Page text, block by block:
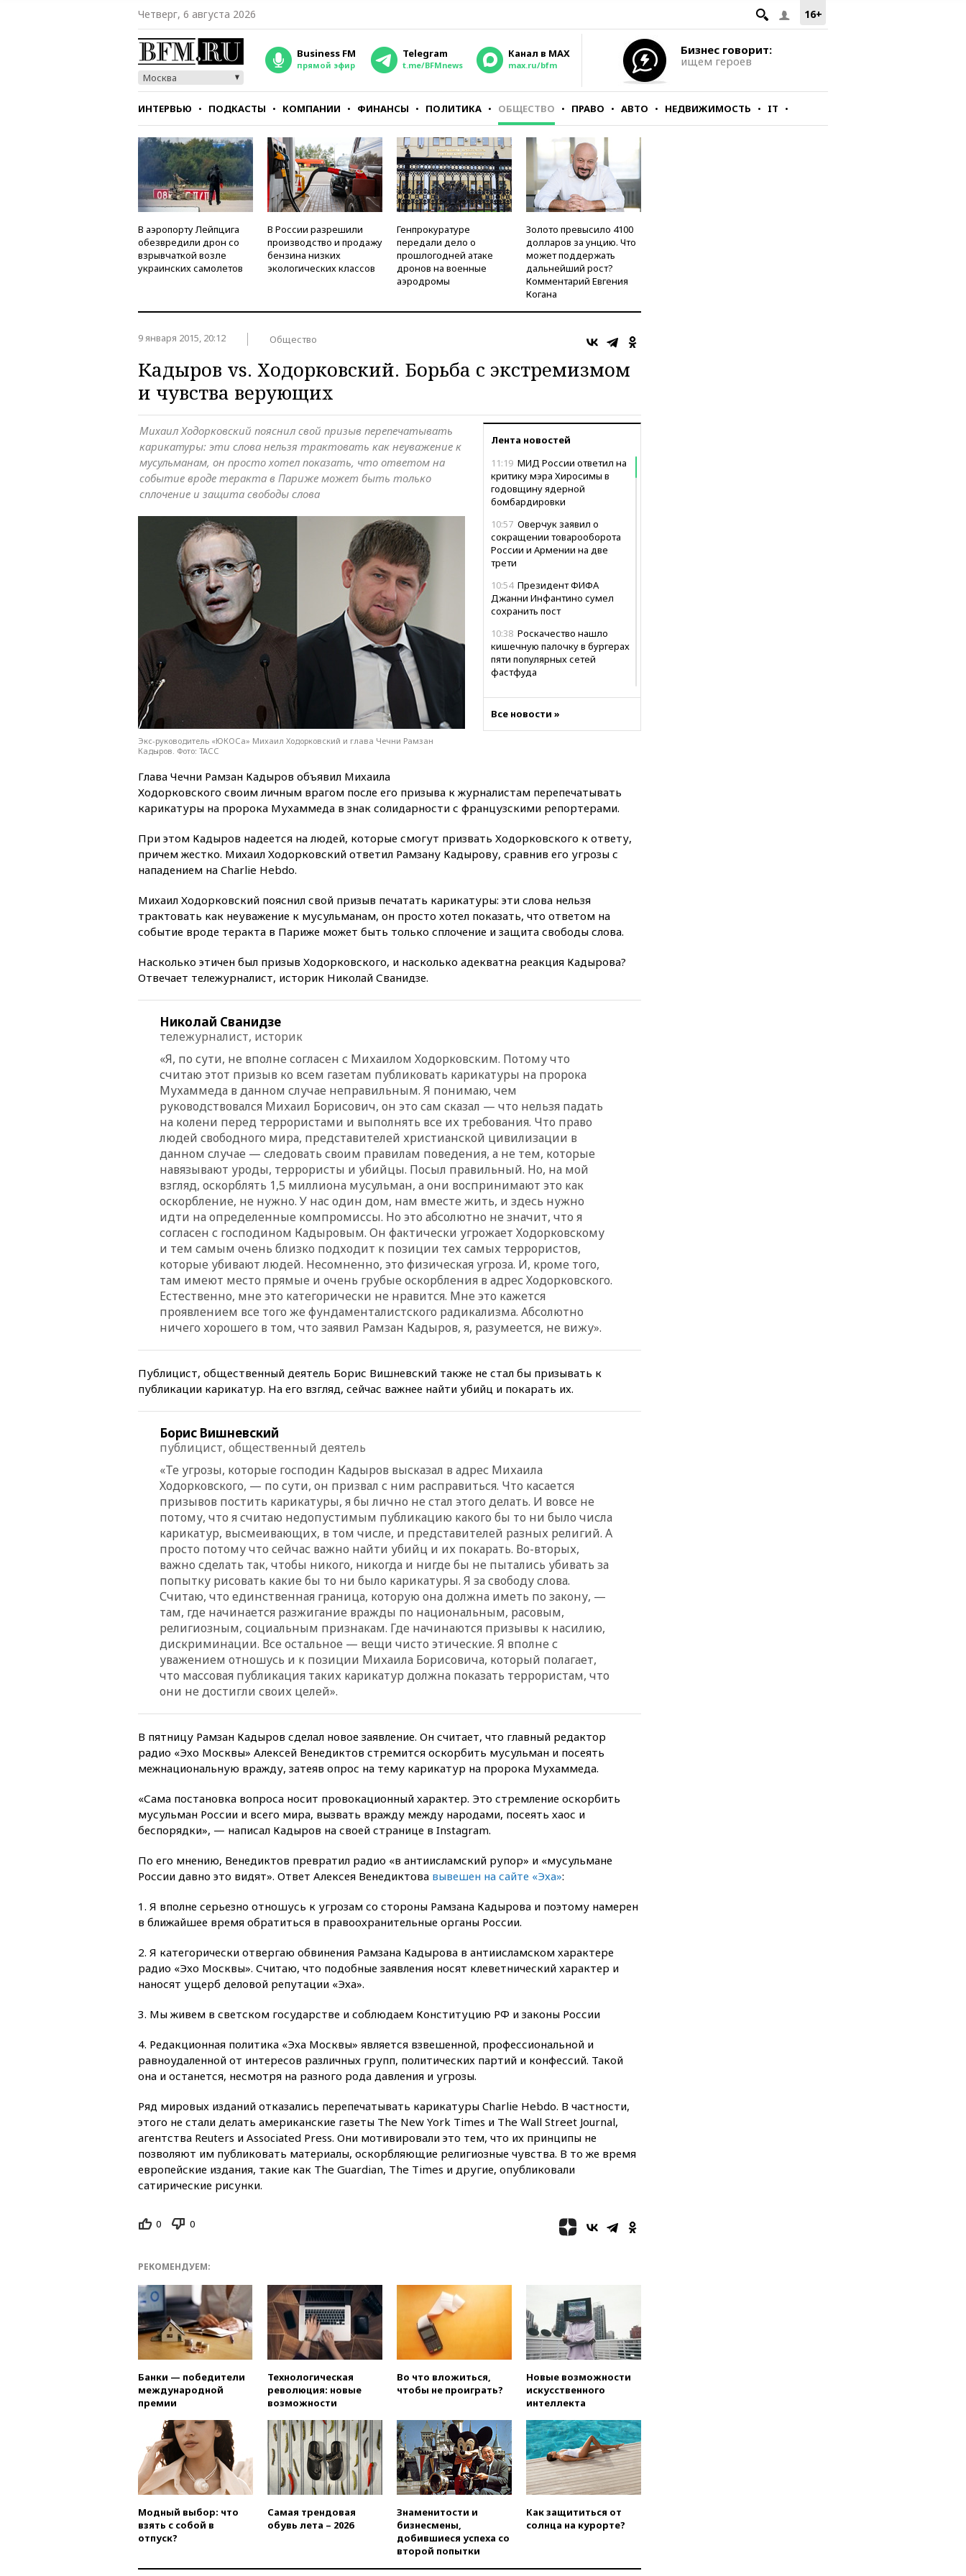
16+
Четверг, 6 августа 2026
Москва
Business FM
прямой эфир
Telegram
t.me/BFMnews
Канал в MAX
max.ru/bfm
Бизнес говорит:
ищем героев
ИНТЕРВЬЮ ПОДКАСТЫ КОМПАНИИ ФИНАНСЫ ПОЛИТИКА ОБЩЕСТВО ПРАВО АВТО НЕДВИЖИМОСТЬ IT
СТИЛЬ ТЕСТЫ
В аэропорту Лейпцига
обезвредили дрон со
взрывчаткой возле
украинских самолетов
В России разрешили
производство и продажу
бензина низких
экологических классов
Генпрокуратуре
передали дело о
прошлогодней атаке
дронов на военные
аэродромы
Золото превысило 4100
долларов за унцию. Что
может поддержать
дальнейший рост?
Комментарий Евгения
Когана
9 января 2015, 20:12 Общество
Кадыров vs. Ходорковский. Борьба с экстремизмом
и чувства верующих
Лента новостей
11:19 МИД России ответил на
критику мэра Хиросимы в
годовщину ядерной
бомбардировки
10:57 Оверчук заявил о
сокращении товарооборота
России и Армении на две
трети
10:54 Президент ФИФА
Джанни Инфантино сумел
сохранить пост
10:38 Роскачество нашло
кишечную палочку в бургерах
пяти популярных сетей
фастфуда
произошедшего с Cessna-182
09:59 The Spectator:
отсутствие ракет для Patriot у
Украины приведет к
09:54МВД Германии:
инцидент с дроном в
09:32В Тверской области
обломки дрона повредили
фасад логокомплекса
массированная атака БПЛА
08:54 В Таиланде сегодня
прощаются с молодыми
россиянами, жестоко убитыми
в Паттайе
Летчики с упавшего
самолета в Приангарье
отделались ссадинами и
ушибами
07:40 Таджикистан и
SpaceX/Starlink расширяют
сотрудничество в сфере
технологий
07:00Силы ПВО сбили шесть
БПЛА ВСУ, летевших на
Москву
06:25Золото подорожало до
$4350 за тройскую унцию
06:01
МИД РФ: Казахстан
понимает сущность киевского
05:10 Дом детства Нила
Армстронга впервые за 38 лет
выставили на продажу
03:16Трамп заявил, что
предпочел бы соглашение с
Ираном
02:06 Лантратова: судьба
сотни жителей Курской
области все еще неизвестна
01:10 МИД РФ: ЕС пытается
сохранить мобилизационный
ресурс для Украины
00:05Девочка с «маской
Бэтмена» показала лицо
после последней операции
вчера, 23:35Российского
историка Артема Кирпиченка
разгромил «Оренбург» в
вчера, 23:00Пост Дмитриева в
Сеуте набрал миллион
просмотров
означает прекращения
производства телевизоров в
РФ
вчера, 22:35Семь грузовых
вагонов сошли с рельсов в
вчера, 22:22Минфин: в июле
выросли нефтегазовые
доходы российского бюджета
согласовал первый стандарт
вчера, 21:43Организаторы
«Интервидения»
вчера, 21:35Машков: в РФ
подготовили концепцию
развития театрального
искусства до 2035 года
вчера, 21:21Правительство
Путин обсудил с
47 из 50 штатов США
вчера, 20:35ПВО за 12 часов
сбила 200 украинских
беспилотников
вчера, 20:20Третий комплект
золотых медалей выиграли на
ЧЕ российские синхронистки
вчера, 20:15ТАСС: жизни
главы «Уралдронзавода»
после взрыва ничего не
угрожает
вчера, 20:08По всей Грузии
электричество
вчера, 20:00
Зеленский связал
Все новости »
Михаил Ходорковский пояснил свой призыв перепечатывать
карикатуры: эти слова нельзя трактовать как неуважение к
мусульманам, он просто хотел показать, что ответом на
событие вроде теракта в Париже может быть только
сплочение и защита свободы слова
Экс-руководитель «ЮКОСа» Михаил Ходорковский и глава Чечни Рамзан
Кадыров. Фото: ТАСС
Глава Чечни Рамзан Кадыров объявил Михаила
Ходорковского своим личным врагом после его призыва к журналистам перепечатывать
карикатуры на пророка Мухаммеда в знак солидарности с французскими репортерами.
При этом Кадыров надеется на людей, которые смогут призвать Ходорковского к ответу,
причем жестко. Михаил Ходорковский ответил Рамзану Кадырову, сравнив его угрозы с
нападением на Charlie Hebdo.
Михаил Ходорковский пояснил свой призыв печатать карикатуры: эти слова нельзя
трактовать как неуважение к мусульманам, он просто хотел показать, что ответом на
событие вроде теракта в Париже может быть только сплочение и защита свободы слова.
Насколько этичен был призыв Ходорковского, и насколько адекватна реакция Кадырова?
Отвечает тележурналист, историк Николай Сванидзе.
Николай Сванидзе
тележурналист, историк
«Я, по сути, не вполне согласен с Михаилом Ходорковским. Потому что
считаю этот призыв ко всем газетам публиковать карикатуры на пророка
Мухаммеда в данном случае неправильным. Я понимаю, чем
руководствовался Михаил Борисович, он это сам сказал — что нельзя падать
на колени перед террористами и выполнять все их требования. Что право
людей свободного мира, представителей христианской цивилизации в
данном случае — следовать своим правилам поведения, а не тем, которые
навязывают уроды, террористы и убийцы. Посыл правильный. Но, на мой
взгляд, оскорблять 1,5 миллиона мусульман, а они воспринимают это как
оскорбление, не нужно. У нас один дом, нам вместе жить, и здесь нужно
идти на определенные компромиссы. Но это абсолютно не значит, что я
согласен с господином Кадыровым. Он фактически угрожает Ходорковскому
и тем самым очень близко подходит к позиции тех самых террористов,
которые убивают людей. Несомненно, это физическая угроза. И, кроме того,
там имеют место прямые и очень грубые оскорбления в адрес Ходорковского.
Естественно, мне это категорически не нравится. Мне это кажется
проявлением все того же фундаменталистского радикализма. Абсолютно
ничего хорошего в том, что заявил Рамзан Кадыров, я, разумеется, не вижу».
Публицист, общественный деятель Борис Вишневский также не стал бы призывать к
публикации карикатур. На его взгляд, сейчас важнее найти убийц и покарать их.
Борис Вишневский
публицист, общественный деятель
«Те угрозы, которые господин Кадыров высказал в адрес Михаила
Ходорковского, — по сути, он призвал с ним расправиться. Что касается
призывов постить карикатуры, я бы лично не стал этого делать. И вовсе не
потому, что я считаю недопустимым публикацию какого бы то ни было числа
карикатур, высмеивающих, в том числе, и представителей разных религий. А
просто потому что сейчас важно найти убийц и их покарать. Во-вторых,
важно сделать так, чтобы никого, никогда и нигде бы не пытались убивать за
попытку рисовать какие бы то ни было карикатуры. Я за свободу слова.
Считаю, что единственная граница, которую она должна иметь по закону, —
там, где начинается разжигание вражды по национальным, расовым,
религиозным, социальным признакам. Где начинаются призывы к насилию,
дискриминации. Все остальное — вещи чисто этические. Я вполне с
уважением отношусь и к позиции Михаила Борисовича, который полагает,
что массовая публикация таких карикатур должна показать террористам, что
они не достигли своих целей».
В пятницу Рамзан Кадыров сделал новое заявление. Он считает, что главный редактор
радио «Эхо Москвы» Алексей Венедиктов стремится оскорбить мусульман и посеять
межнациональную вражду, затеяв опрос на тему карикатур на пророка Мухаммеда.
«Сама постановка вопроса носит провокационный характер. Это стремление оскорбить
мусульман России и всего мира, вызвать вражду между народами, посеять хаос и
беспорядки», — написал Кадыров на своей странице в Instagram.
По его мнению, Венедиктов превратил радио «в антиисламский рупор» и «мусульмане
России давно это видят». Ответ Алексея Венедиктова вывешен на сайте «Эха»:
1. Я вполне серьезно отношусь к угрозам со стороны Рамзана Кадырова и поэтому намерен
в ближайшее время обратиться в правоохранительные органы России.
2. Я категорически отвергаю обвинения Рамзана Кадырова в антиисламском характере
радио «Эхо Москвы». Считаю, что подобные заявления носят клеветнический характер и
наносят ущерб деловой репутации «Эха».
3. Мы живем в светском государстве и соблюдаем Конституцию РФ и законы России
4. Редакционная политика «Эха Москвы» является взвешенной, профессиональной и
равноудаленной от интересов различных групп, политических партий и конфессий. Такой
она и останется, несмотря на разного рода давления и угрозы.
Ряд мировых изданий отказались перепечатывать карикатуры Charlie Hebdo. В частности,
этого не стали делать американские газеты The New York Times и The Wall Street Journal,
агентства Reuters и Associated Press. Они мотивировали это тем, что их принципы не
позволяют им публиковать материалы, оскорбляющие религиозные чувства. В то же время
европейские издания, такие как The Guardian, The Times и другие, опубликовали
сатирические рисунки.
0 0
РЕКОМЕНДУЕМ:
Банки — победители
международной
премии
Технологическая
революция: новые
возможности
Во что вложиться,
чтобы не проиграть?
Новые возможности
искусственного
интеллекта
Модный выбор: что
взять с собой в
отпуск?
Самая трендовая
обувь лета – 2026
Знаменитости и
бизнесмены,
добившиеся успеха со
второй попытки
Как защититься от
солнца на курорте?